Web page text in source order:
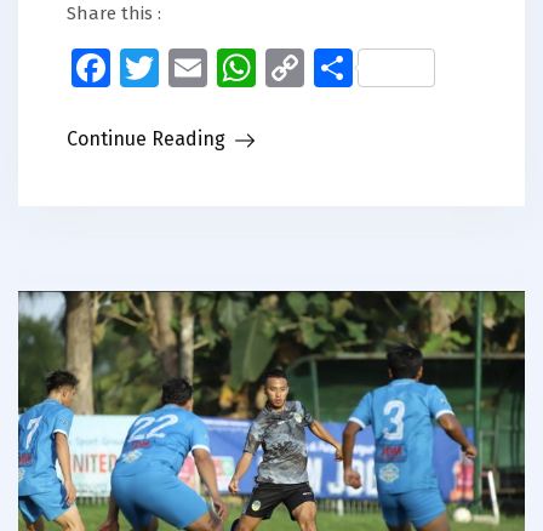
Share this :
Facebook
Twitter
EmailWhatsApp
CopyShare
Continue Reading